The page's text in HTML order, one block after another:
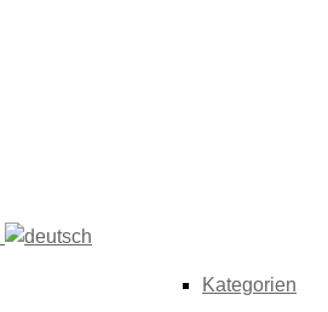
Kategorien